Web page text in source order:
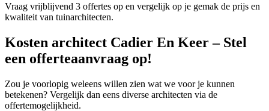
Vraag vrijblijvend 3 offertes op en vergelijk op je gemak de prijs en
kwaliteit van tuinarchitecten.
Kosten architect Cadier En Keer – Stel
een offerteaanvraag op!
Zou je voorlopig weleens willen zien wat we voor je kunnen
betekenen? Vergelijk dan eens diverse architecten via de
offertemogelijkheid.